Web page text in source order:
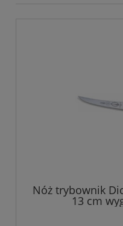
Nóż trybownik
13 cm